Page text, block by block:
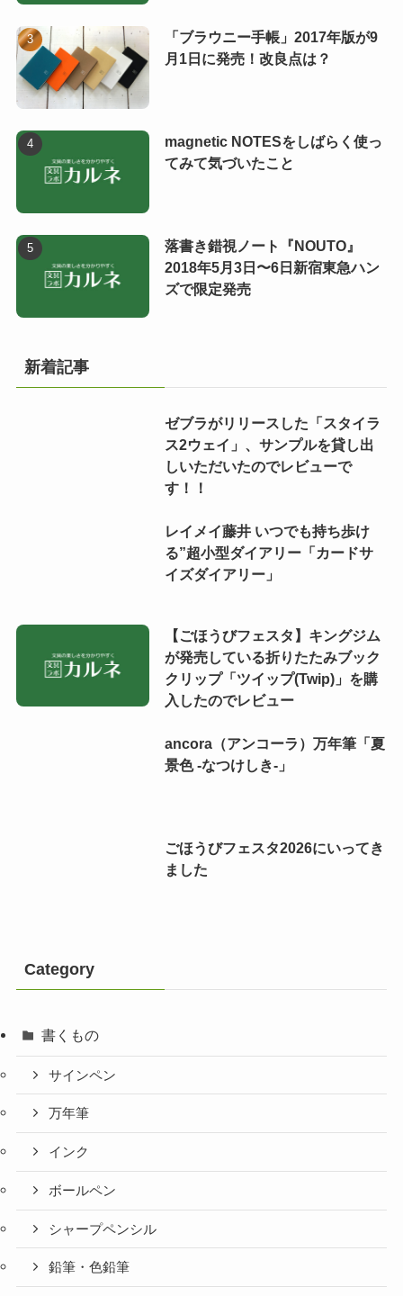
「ブラウニー手帳」2017年版が9
月1日に発売！改良点は？
magnetic NOTESをしばらく使っ
てみて気づいたこと
落書き錯視ノート『NOUTO』
2018年5月3日〜6日新宿東急ハン
ズで限定発売
新着記事
ゼブラがリリースした「スタイラ
ス2ウェイ」、サンプルを貸し出
しいただいたのでレビューで
す！！
レイメイ藤井 いつでも持ち歩け
る”超小型ダイアリー「カードサ
イズダイアリー」
【ごほうびフェスタ】キングジム
が発売している折りたたみブック
クリップ「ツイップ(Twip)」を購
入したのでレビュー
ancora（アンコーラ）万年筆「夏
景色 -なつけしき-」
ごほうびフェスタ2026にいってき
ました
Category
書くもの
サインペン
万年筆
インク
ボールペン
シャープペンシル
鉛筆・色鉛筆